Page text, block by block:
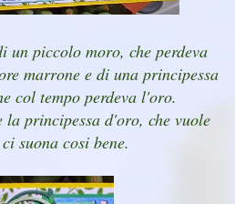
un piccolo moro, che perdeva
marrone e di una principessa
col tempo perdeva l'oro.
principessa d'oro, che vuole
suona cosi bene.